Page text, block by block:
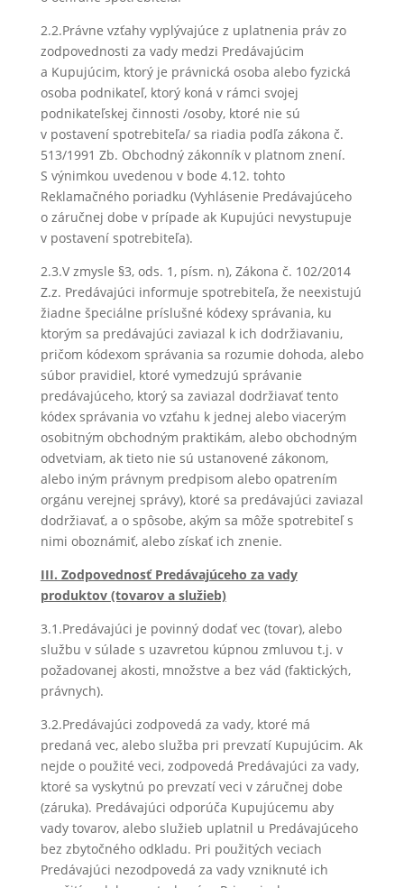
2.2.Právne vzťahy vyplývajúce z uplatnenia práv zo
zodpovednosti za vady medzi Predávajúcim
a Kupujúcim, ktorý je právnická osoba alebo fyzická
osoba podnikateľ, ktorý koná v rámci svojej
podnikateľskej činnosti /osoby, ktoré nie sú
v postavení spotrebiteľa/ sa riadia podľa zákona č.
513/1991 Zb. Obchodný zákonník v platnom znení.
S výnimkou uvedenou v bode 4.12. tohto
Reklamačného poriadku (Vyhlásenie Predávajúceho
o záručnej dobe v prípade ak Kupujúci nevystupuje
v postavení spotrebiteľa).
2.3.V zmysle §3, ods. 1, písm. n), Zákona č. 102/2014
Z.z. Predávajúci informuje spotrebiteľa, že neexistujú
žiadne špeciálne príslušné kódexy správania, ku
ktorým sa predávajúci zaviazal k ich dodržiavaniu,
pričom kódexom správania sa rozumie dohoda, alebo
súbor pravidiel, ktoré vymedzujú správanie
predávajúceho, ktorý sa zaviazal dodržiavať tento
kódex správania vo vzťahu k jednej alebo viacerým
osobitným obchodným praktikám, alebo obchodným
odvetviam, ak tieto nie sú ustanovené zákonom,
alebo iným právnym predpisom alebo opatrením
orgánu verejnej správy), ktoré sa predávajúci zaviazal
dodržiavať, a o spôsobe, akým sa môže spotrebiteľ s
nimi oboznámiť, alebo získať ich znenie.
III. Zodpovednosť Predávajúceho za vady
produktov (tovarov a služieb)
3.1.Predávajúci je povinný dodať vec (tovar), alebo
službu v súlade s uzavretou kúpnou zmluvou t.j. v
požadovanej akosti, množstve a bez vád (faktických,
právnych).
3.2.Predávajúci zodpovedá za vady, ktoré má
predaná vec, alebo služba pri prevzatí Kupujúcim. Ak
nejde o použité veci, zodpovedá Predávajúci za vady,
ktoré sa vyskytnú po prevzatí veci v záručnej dobe
(záruka). Predávajúci odporúča Kupujúcemu aby
vady tovarov, alebo služieb uplatnil u Predávajúceho
bez zbytočného odkladu. Pri použitých veciach
Predávajúci nezodpovedá za vady vzniknuté ich